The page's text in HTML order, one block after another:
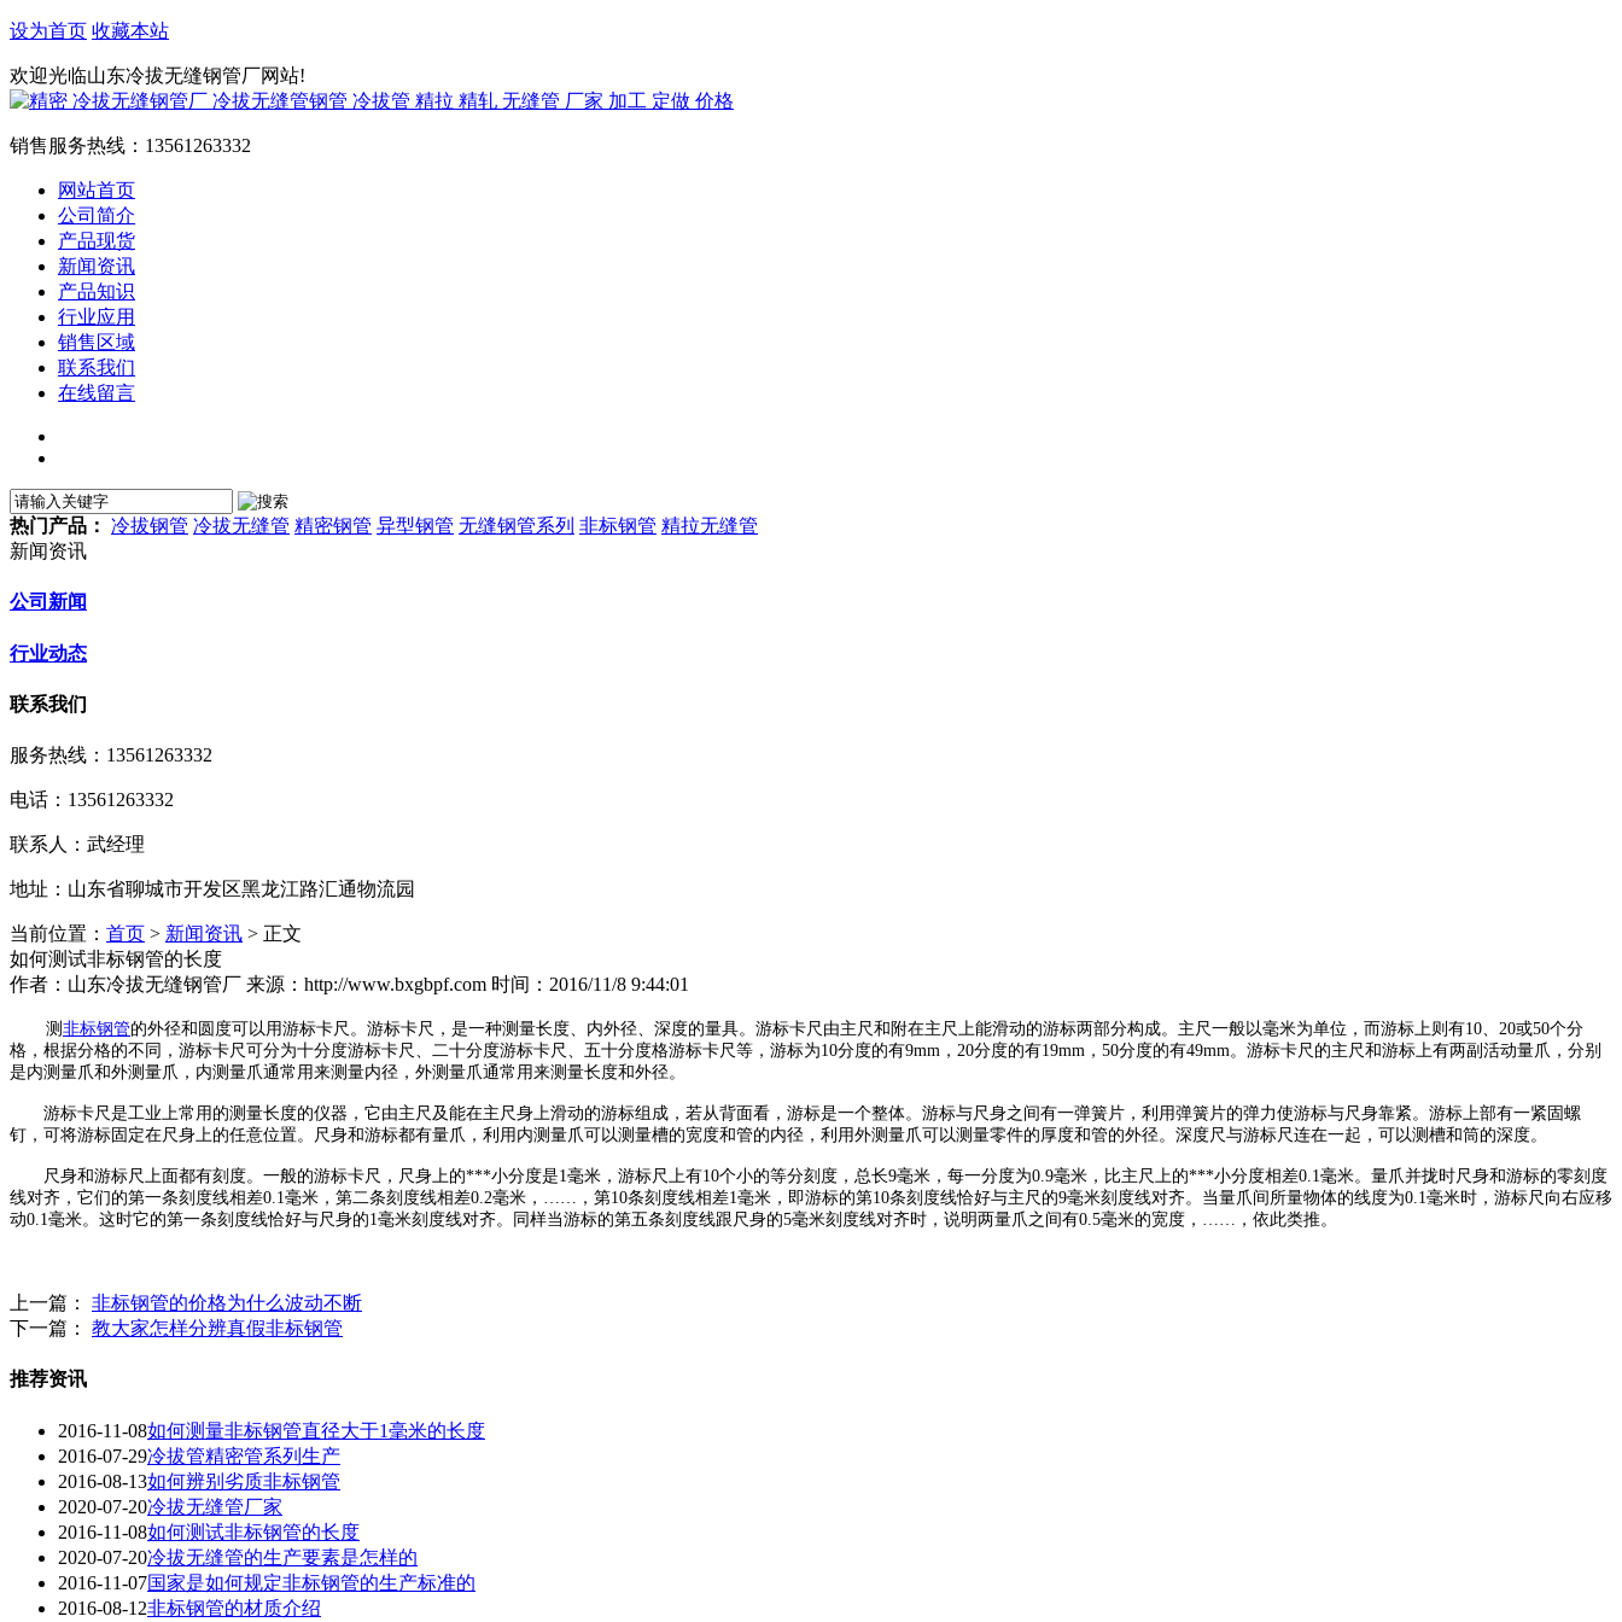
设为首页 收藏本站
欢迎光临山东冷拔无缝钢管厂网站!
销售服务热线： 13561263332
网站首页
公司简介
产品现货
新闻资讯
产品知识
行业应用
销售区域
联系我们
在线留言
热门产品： 冷拔钢管 冷拔无缝管 精密钢管 异型钢管 无缝钢管系列 非标钢管 精拉无缝管
新闻资讯
公司新闻
行业动态
联系我们
服务热线： 13561263332
电话：13561263332
联系人：武经理
地址：山东省聊城市开发区黑龙江路汇通物流园
当前位置： 首页 > 新闻资讯 > 正文
如何测试非标钢管的长度
作者：山东冷拔无缝钢管厂 来源：http://www.bxgbpf.com 时间：2016/11/8 9:44:01
测 非标钢管的外径和圆度可以用游标卡尺。游标卡尺，是一种测量长度、内外径、深度的量具。游标卡尺由主尺和附在主尺上能滑动的游标两部分构成。主尺一般以毫米为单位，而游标上则有10、20或50个分
格，根据分格的不同，游标卡尺可分为十分度游标卡尺、二十分度游标卡尺、五十分度格游标卡尺等，游标为10分度的有9mm，20分度的有19mm，50分度的有49mm。游标卡尺的主尺和游标上有两副活动量爪，分别
是内测量爪和外测量爪，内测量爪通常用来测量内径，外测量爪通常用来测量长度和外径。
游标卡尺是工业上常用的测量长度的仪器，它由主尺及能在主尺身上滑动的游标组成，若从背面看，游标是一个整体。游标与尺身之间有一弹簧片，利用弹簧片的弹力使游标与尺身靠紧。游标上部有一紧固螺
钉，可将游标固定在尺身上的任意位置。尺身和游标都有量爪，利用内测量爪可以测量槽的宽度和管的内径，利用外测量爪可以测量零件的厚度和管的外径。深度尺与游标尺连在一起，可以测槽和筒的深度。
尺身和游标尺上面都有刻度。一般的游标卡尺，尺身上的***小分度是1毫米，游标尺上有10个小的等分刻度，总长9毫米，每一分度为0.9毫米，比主尺上的***小分度相差0.1毫米。量爪并拢时尺身和游标的零刻度
线对齐，它们的第一条刻度线相差0.1毫米，第二条刻度线相差0.2毫米，……，第10条刻度线相差1毫米，即游标的第10条刻度线恰好与主尺的9毫米刻度线对齐。当量爪间所量物体的线度为0.1毫米时，游标尺向右应移
动0.1毫米。这时它的第一条刻度线恰好与尺身的1毫米刻度线对齐。同样当游标的第五条刻度线跟尺身的5毫米刻度线对齐时，说明两量爪之间有0.5毫米的宽度，……，依此类推。
上一篇： 非标钢管的价格为什么波动不断
下一篇： 教大家怎样分辨真假非标钢管
推荐资讯
2016-11-08如何测量非标钢管直径大于1毫米的长度
2016-07-29冷拔管精密管系列生产
2016-08-13如何辨别劣质非标钢管
2020-07-20冷拔无缝管厂家
2016-11-08如何测试非标钢管的长度
2020-07-20冷拔无缝管的生产要素是怎样的
2016-11-07国家是如何规定非标钢管的生产标准的
2016-08-12非标钢管的材质介绍